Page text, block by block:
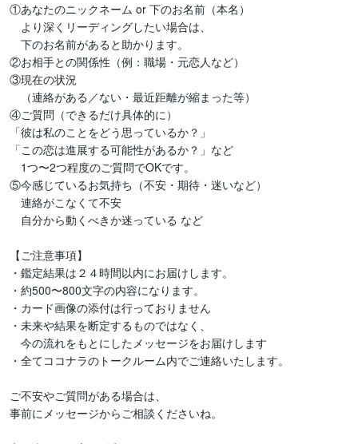
①あなたのニックネーム or 下のお名前（本名）
より深くリーディングしたい場合は、
下のお名前があると助かります。
②お相手との関係性（例：職場・元恋人など）
③現在の状況
（連絡がある／ない・最近距離が縮まった等）
④ご質問（できるだけ具体的に）
「彼は私のことをどう思っているか？」
「この恋は進展する可能性があるか？」など
1つ〜2つ程度のご質問でOKです。
⑤今感じているお気持ち（不安・期待・迷いなど）
連絡がこなくて不安
自分から動くべきか迷っている など
【ご注意事項】
・鑑定結果は２４時間以内にお届けします。
・約500〜800文字の内容になります。
・カード画像の添付は行っておりません
・未来や結果を断定するものではなく、
今の流れをもとにしたメッセージをお届けします
・全てココナラのトークルーム内でご連絡いたします。
ご不安やご質問がある場合は、
事前にメッセージからご相談くださいね。